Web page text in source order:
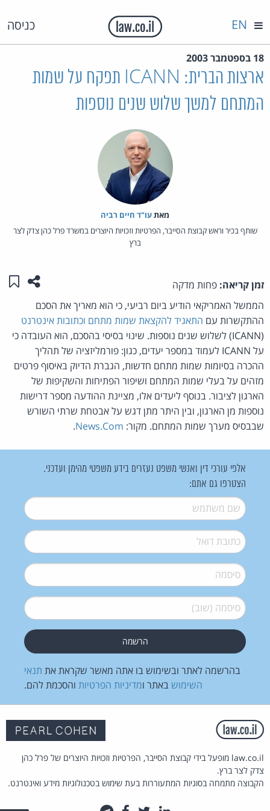
כניסה EN
18 בספטמבר 2003
ארצות הברית: ICANN תפקח על שמות
המתחם למשך שלוש שנים נוספות
מאת‏עו"ד חיים רביה
שותף בכיר וראש קבוצת הסייבר, הפרטיות וזכויות היוצרים במשרד פרל כהן צדק לצר
ברץ
זמן קריאה: פחות מדקה שתפו
הממשל האמריקאי הודיע ביום רביעי, כי הוא מאריך את הסכם
ההתקשרות עם התאגיד להקצאת שמות מתחם וכתובות אינטרנט
(ICANN) לשלוש שנים נוספות. שינוי בסיסי בהסכם, הוא העובדה כי
על ICANN לעמוד במספר יעדים, כגון: פורמליזציה של תהליך
ההכרה בסיומות שמות מתחם חדשות, הגברת הדיוק באיסוף פרטים
מזהים על בעלי שמות המתחם ושיפור הפתיחות והשקיפות של
הארגון לציבור. בנוסף ליעדים אלו, מציינת ההודעה מספר דרישות
נוספות מן הארגון, ובין היתר מתן דגש על אבטחת שרתי השורש
שבבסיס מערך שמות המתחם. מקור: News.Com
.
אלפי עורכי דין ואנשי משפט נעזרים בידע משפטי מהימן ועדכני.
הצטרפו גם אתם:
שם משתמש*
דואל*
סיסמה*
סיסמה (שוב)*
בהרשמה לאתר ובשימוש בו אתה מאשר שקראת את תנאי
השימוש באתר ומדיניות הפרטיות והסכמת להם.
law.co.il מופעל בידי קבוצת הסייבר, הפרטיות וזכויות היוצרים של פרל כהן
צדק לצר ברץ.
הקבוצה מתמחה בסוגיות המתעוררות בעת שימוש בטכנולוגיות מידע ואינטרנט.